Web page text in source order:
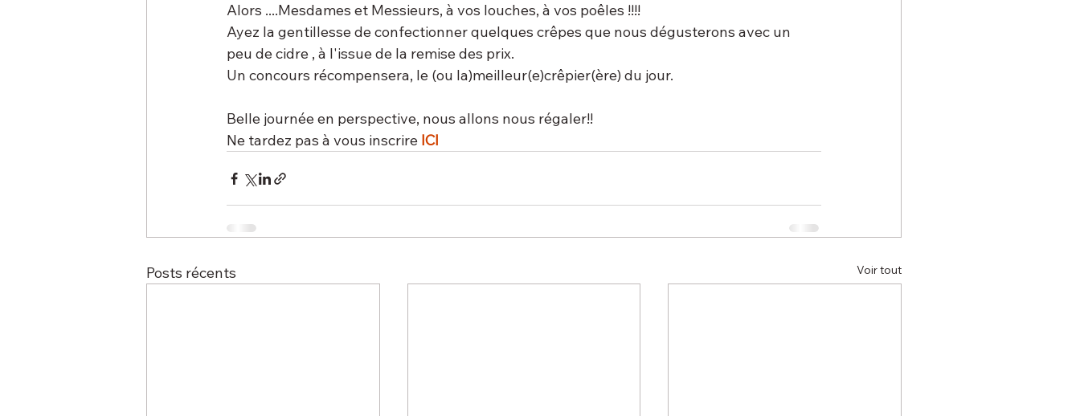
Alors ....Mesdames et Messieurs, à vos louches, à vos poêles !!!!
Ayez la gentillesse de confectionner quelques crêpes que nous dégusterons avec un
peu de cidre , à l'issue de la remise des prix.
Un concours récompensera, le (ou la)meilleur(e)crêpier(ère) du jour.
Belle journée en perspective, nous allons nous régaler!!
Ne tardez pas à vous inscrire ICI
Posts récents Voir tout